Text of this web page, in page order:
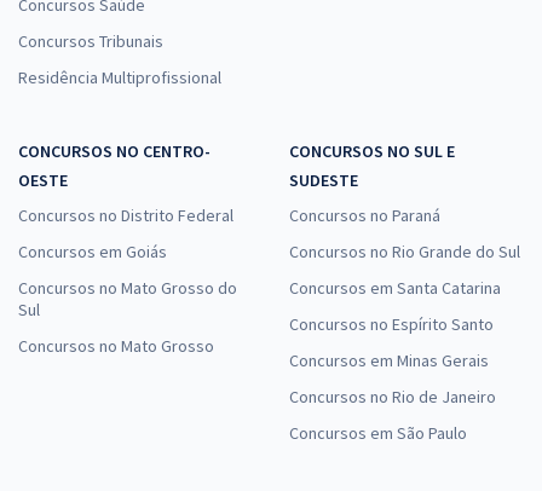
Concursos Saúde
Concursos Tribunais
Residência Multiprofissional
CONCURSOS NO CENTRO-
OESTE
Concursos no Distrito Federal
Concursos em Goiás
Concursos no Mato Grosso do
Sul
Concursos no Mato Grosso
CONCURSOS NO SUL E
SUDESTE
Concursos no Paraná
Concursos no Rio Grande do Sul
Concursos em Santa Catarina
Concursos no Espírito Santo
Concursos em Minas Gerais
Concursos no Rio de Janeiro
Concursos em São Paulo